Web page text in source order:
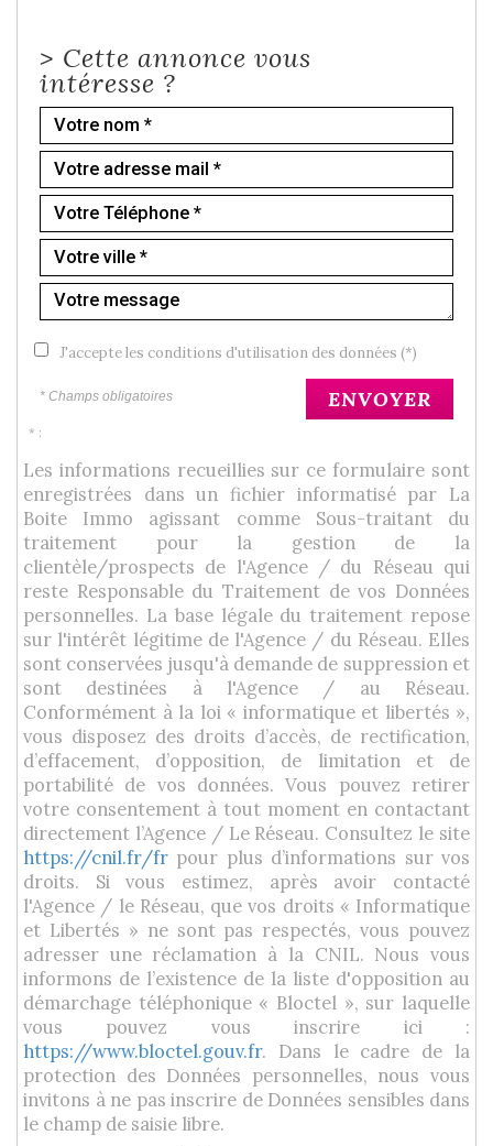
> Cette annonce vous
intéresse ?
J'accepte les conditions d'utilisation des données (*)
* Champs obligatoires ENVOYER
* :
Les informations recueillies sur ce formulaire sont
enregistrées dans un fichier informatisé par La
Boite Immo agissant comme Sous-traitant du
traitement pour la gestion de la
clientèle/prospects de l'Agence / du Réseau qui
reste Responsable du Traitement de vos Données
personnelles. La base légale du traitement repose
sur l'intérêt légitime de l'Agence / du Réseau. Elles
sont conservées jusqu'à demande de suppression et
sont destinées à l'Agence / au Réseau.
Conformément à la loi « informatique et libertés »,
vous disposez des droits d’accès, de rectification,
d’effacement, d’opposition, de limitation et de
portabilité de vos données. Vous pouvez retirer
votre consentement à tout moment en contactant
directement l’Agence / Le Réseau. Consultez le site
https://cnil.fr/fr pour plus d’informations sur vos
droits. Si vous estimez, après avoir contacté
l'Agence / le Réseau, que vos droits « Informatique
et Libertés » ne sont pas respectés, vous pouvez
adresser une réclamation à la CNIL. Nous vous
informons de l’existence de la liste d'opposition au
démarchage téléphonique « Bloctel », sur laquelle
vous pouvez vous inscrire ici :
https://www.bloctel.gouv.fr. Dans le cadre de la
protection des Données personnelles, nous vous
invitons à ne pas inscrire de Données sensibles dans
le champ de saisie libre.